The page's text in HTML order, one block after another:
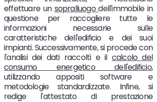
effettuare un sopralluogodell'immobile in
questione per raccogliere tutte le
informazioni necessarie sulle
caratteristiche dell'edificio e dei suoi
impianti. Successivamente, si procede con
l'analisi dei dati raccolti e il calcolo del
consumo energetico dell'edificio,
utilizzando appositi software e
metodologie standardizzate. Infine, si
redige l'attestato di prestazione